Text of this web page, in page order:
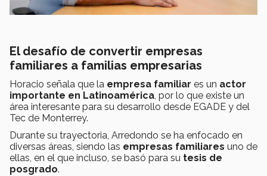
El desafío de convertir empresas
familiares a familias empresarias
Horacio señala que la empresa familiar es un actor
importante en Latinoamérica, por lo que existe un
área interesante para su desarrollo desde EGADE y del
Tec de Monterrey.
Durante su trayectoria, Arredondo se ha enfocado en
diversas áreas, siendo las empresas familiares uno de
ellas, en el que incluso, se basó para su tesis de
posgrado.